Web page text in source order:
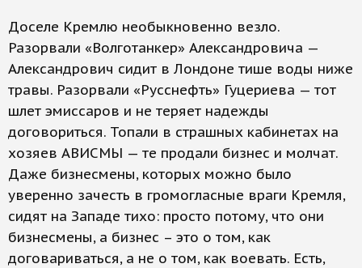
Доселе Кремлю необыкновенно везло.
Разорвали «Волготанкер» Александровича —
Александрович сидит в Лондоне тише воды ниже
травы. Разорвали «Русснефть» Гуцериева — тот
шлет эмиссаров и не теряет надежды
договориться. Топали в страшных кабинетах на
хозяев АВИСМЫ — те продали бизнес и молчат.
Даже бизнесмены, которых можно было
уверенно зачесть в громогласные враги Кремля,
сидят на Западе тихо: просто потому, что они
бизнесмены, а бизнес – это о том, как
договариваться, а не о том, как воевать. Есть,